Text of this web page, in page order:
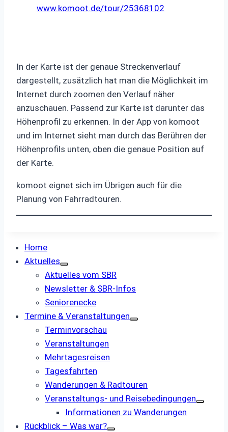
www.komoot.de/tour/25368102
In der Karte ist der genaue Streckenverlauf
dargestellt, zusätzlich hat man die Möglichkeit im
Internet durch zoomen den Verlauf näher
anzuschauen. Passend zur Karte ist darunter das
Höhenprofil zu erkennen. In der App von komoot
und im Internet sieht man durch das Berühren der
Höhenprofils unten, oben die genaue Position auf
der Karte.
komoot eignet sich im Übrigen auch für die
Planung von Fahrradtouren.
Home
Aktuelles
Aktuelles vom SBR
Newsletter & SBR-Infos
Seniorenecke
Termine & Veranstaltungen
Terminvorschau
Veranstaltungen
Mehrtagesreisen
Tagesfahrten
Wanderungen & Radtouren
Veranstaltungs- und ­Reisebedingungen
Informationen zu Wanderungen
Rückblick – Was war?